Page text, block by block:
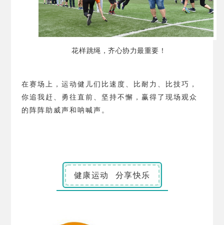
花样跳绳，齐心协力最重要！
在赛场上，运动健儿们比速度、比耐力、比技巧，
你追我赶、勇往直前、坚持不懈，赢得了现场观众
的阵阵助威声和呐喊声。
健康运动 分享快乐